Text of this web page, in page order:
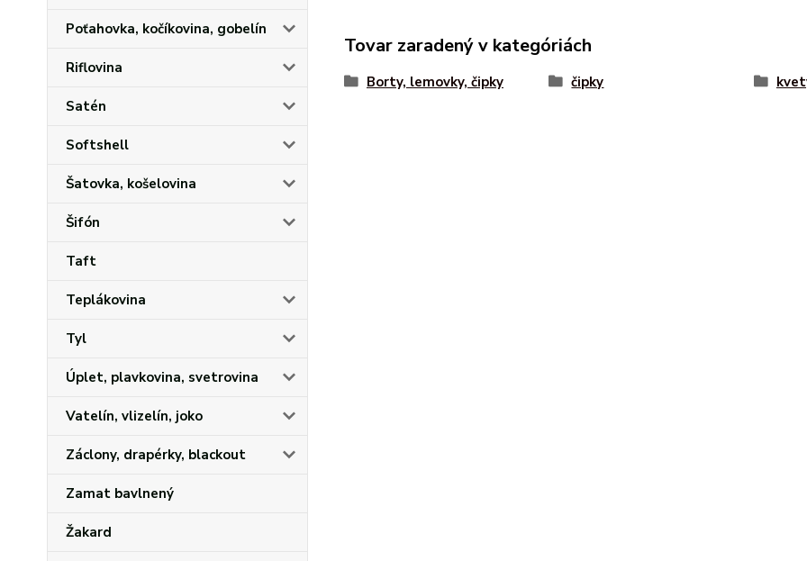
Poťahovka, kočíkovina, gobelín
Riflovina
Satén
Softshell
Šatovka, košelovina
Šifón
Taft
Teplákovina
Tyl
Úplet, plavkovina, svetrovina
Vatelín, vlizelín, joko
Záclony, drapérky, blackout
Zamat bavlnený
Žakard
Tovar zaradený v kategóriách
Borty, lemovky, čipky čipky